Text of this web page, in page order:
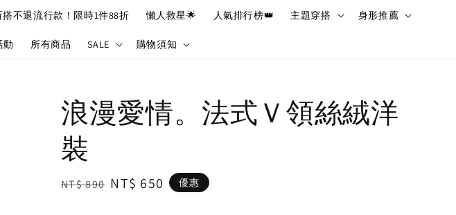
搭不退流行款！限時1件88折 懶人救星🌟 人氣排行榜👑 主題穿搭 身形推薦
動 所有商品 SALE 購物須知
浪漫愛情。法式Ｖ領絲絨洋
裝
Regular
NT$ 890 Sale
NT$ 650 優惠